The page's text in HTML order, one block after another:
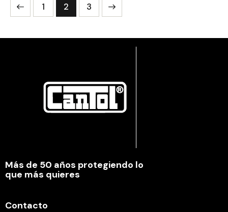
1 2 3
Más de 50 años protegiendo lo
que más quieres
Contacto